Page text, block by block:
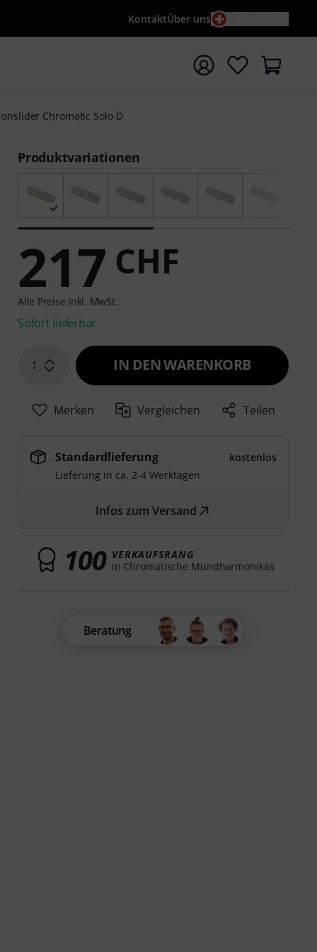
KontaktÜber uns
mit Suchwort {searchTerm} starten
Chromatic Solo D
Produktvariationen
217 CHF
Alle Preise inkl. MwSt.
Sofort lieferbar
1 IN DEN WARENKORB
Merken Vergleichen Teilen
Standardlieferung
kostenlos
Lieferung in ca. 2-4 Werktagen
Infos zum Versand
100 VERKAUFSRANG
in Chromatische Mundharmonikas
Beratung